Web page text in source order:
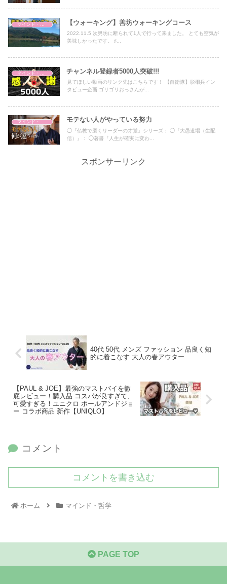
【ウォーキング】善坊ウォーキングコース
2022.11.5 次男坊に断られて1人で行って来ました。 とても空気が
美味しかったです。 ♯...
チャンネル登録者5000人突破!!!
見てほしい動画のリンク先はこちらです！ 【自衛隊】脱柵兵イン
タビュー企画 ゴリゴリおっさんが...
モテない人がやっている努力
◯『仏教で磨くリーダーの才覚』シリーズ： ◯『大愚道場（生配
信）』： ◯著書『人生が確実に変わ...
スポンサーリンク
40代 50代 メンズ ファッション 品良く知
的に着こなす 大人の春アウター
【PAUL & JOE】最強のマストバイを徹
底レビュー！購入品 コスパが良すぎて、
可愛すぎる！ユニクロ ポールアンドジョ
ー コラボ商品 新作【UNIQLO】
コメント
コメントを書き込む
ホーム マインド・哲学
PAGE TOP